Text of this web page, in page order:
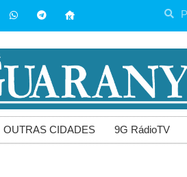
OUTRAS CIDADES 9G RádioTV